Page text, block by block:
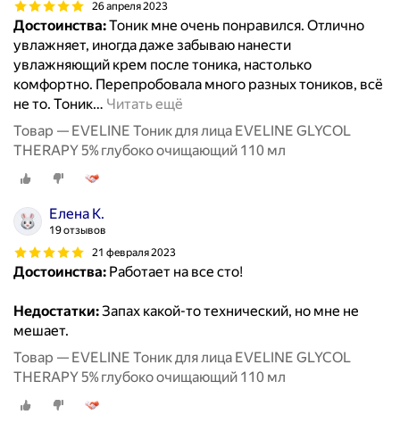
26 апреля 2023
Достоинства:Тоник мне очень понравился. Отлично
увлажняет, иногда даже забываю нанести
увлажняющий крем после тоника, настолько
комфортно. Перепробовала много разных тоников, всё
не то. Тоник… Читать ещё
Товар — EVELINE Тоник для лица EVELINE GLYCOL
THERAPY 5% глубоко очищающий 110 мл
Елена К.
19 отзывов
21 февраля 2023
Достоинства: Работает на все сто!
Недостатки:Запах какой-то технический, но мне не
мешает.
Товар — EVELINE Тоник для лица EVELINE GLYCOL
THERAPY 5% глубоко очищающий 110 мл